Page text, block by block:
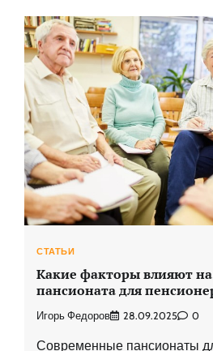
СТАТЬИ
Какие факторы влияют на
пансионата для
Игорь Федоров 28.09.2025 0
Современные пансионаты